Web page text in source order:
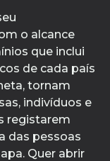
o alcance
que inclui
de cada país
tornam
indivíduos e
registarem
das pessoas
Quer abrir